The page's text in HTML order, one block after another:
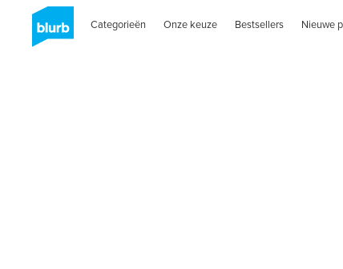
Categorieën Onze keuze Bestsellers Nieuwe